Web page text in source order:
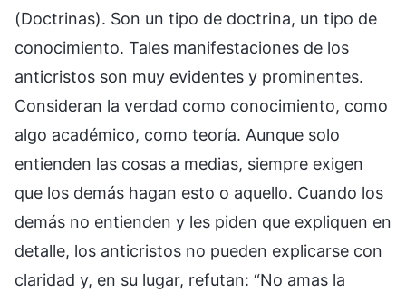
(Doctrinas). Son un tipo de doctrina, un tipo de
conocimiento. Tales manifestaciones de los
anticristos son muy evidentes y prominentes.
Consideran la verdad como conocimiento, como
algo académico, como teoría. Aunque solo
entienden las cosas a medias, siempre exigen
que los demás hagan esto o aquello. Cuando los
demás no entienden y les piden que expliquen en
detalle, los anticristos no pueden explicarse con
claridad y, en su lugar, refutan: “No amas la